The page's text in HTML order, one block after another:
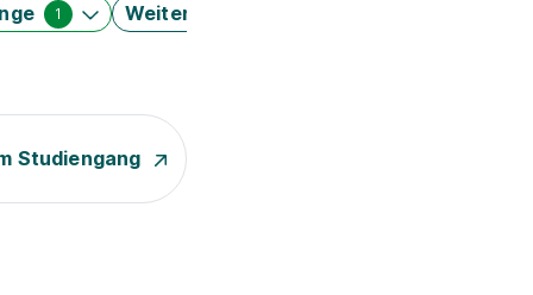
1 Weitere Filter
Studiengang